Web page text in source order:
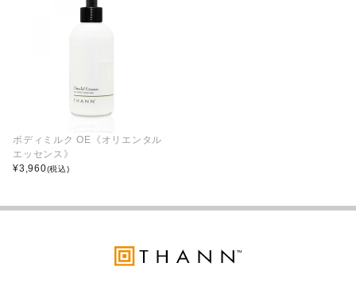
ボディミルク OE《オリエンタル
エッセンス》
¥3,960(税込)